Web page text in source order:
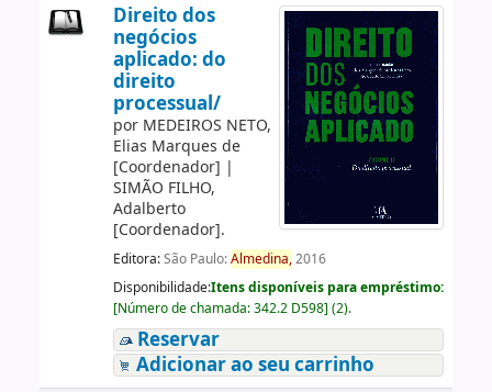
Direito dos
negócios
aplicado: do
direito
processual/
por MEDEIROS NETO,
Elias Marques de
[Coordenador] |
SIMÃO FILHO,
Adalberto
[Coordenador].
Editora:São Paulo:Almedina,2016
Disponibilidade:Itens disponíveis para empréstimo:
[Número de chamada:342.2 D598] (2).
Reservar
Adicionar ao seu carrinho